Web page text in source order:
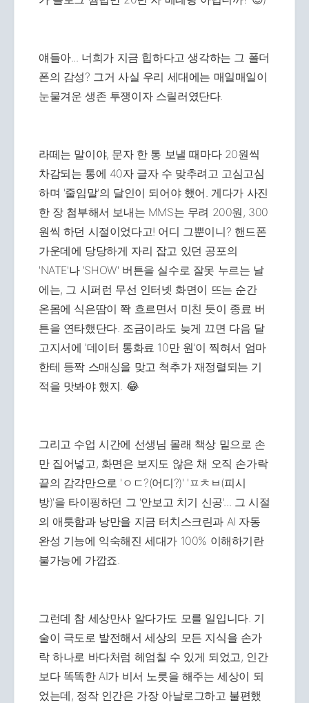
얘들아... 너희가 지금 힙하다고 생각하는 그 폴더
폰의 감성? 그거 사실 우리 세대에는 매일매일이
눈물겨운 생존 투쟁이자 스릴러였단다.
라떼는 말이야, 문자 한 통 보낼 때마다 20원씩
차감되는 통에 40자 글자 수 맞추려고 고심고심
하며 '줄임말'의 달인이 되어야 했어. 게다가 사진
한 장 첨부해서 보내는 MMS는 무려 200원, 300
원씩 하던 시절이었다고! 어디 그뿐이니? 핸드폰
가운데에 당당하게 자리 잡고 있던 공포의
'NATE'나 'SHOW' 버튼을 실수로 잘못 누르는 날
에는, 그 시퍼런 무선 인터넷 화면이 뜨는 순간
온몸에 식은땀이 쫙 흐르면서 미친 듯이 종료 버
튼을 연타했단다. 조금이라도 늦게 끄면 다음 달
고지서에 '데이터 통화료 10만 원'이 찍혀서 엄마
한테 등짝 스매싱을 맞고 척추가 재정렬되는 기
적을 맛봐야 했지. 😂
그리고 수업 시간에 선생님 몰래 책상 밑으로 손
만 집어넣고, 화면은 보지도 않은 채 오직 손가락
끝의 감각만으로 'ㅇㄷ?(어디?)' 'ㅍㅊㅂ(피시
방)'을 타이핑하던 그 '안보고 치기 신공'... 그 시절
의 애틋함과 낭만을 지금 터치스크린과 AI 자동
완성 기능에 익숙해진 세대가 100% 이해하기란
불가능에 가깝죠.
그런데 참 세상만사 알다가도 모를 일입니다. 기
술이 극도로 발전해서 세상의 모든 지식을 손가
락 하나로 바다처럼 헤엄칠 수 있게 되었고, 인간
보다 똑똑한 AI가 비서 노릇을 해주는 세상이 되
었는데, 정작 인간은 가장 아날로그하고 불편했